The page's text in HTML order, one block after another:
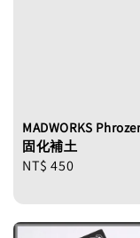
MADWORKS
固化補土
Regular
NT$ 450